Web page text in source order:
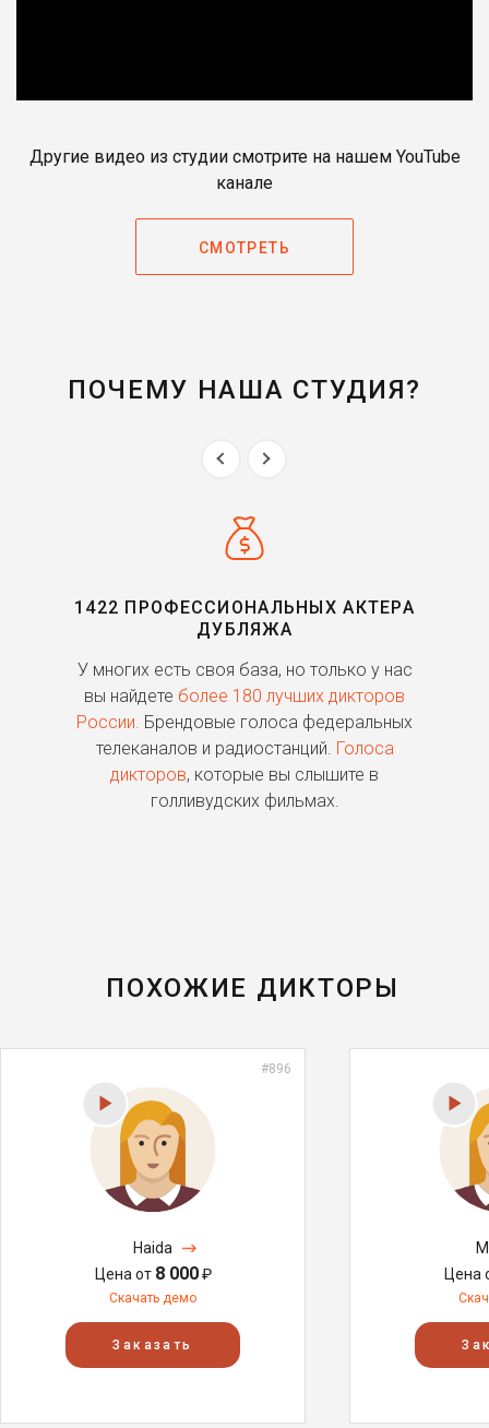
Другие видео из студии смотрите на нашем YouTube
канале
СМОТРЕТЬ
ПОЧЕМУ НАША СТУДИЯ?
1422 ПРОФЕССИОНАЛЬНЫХ АКТЕРА
ДУБЛЯЖА
У многих есть своя база, но только у нас
вы найдете более 180 лучших дикторов
России. Брендовые голоса федеральных
телеканалов и радиостанций. Голоса
дикторов, которые вы слышите в
голливудских фильмах.
ПОХОЖИЕ ДИКТОРЫ
#896
Haida
Цена от 8 000₽
Скачать демо
Заказать
Цена